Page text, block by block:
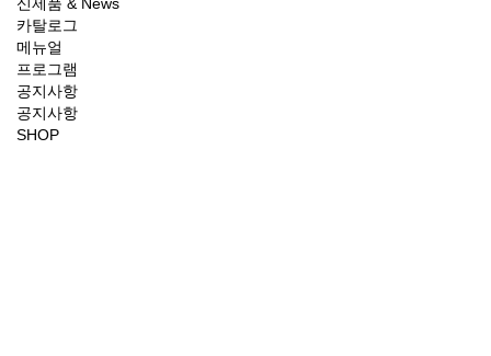
카탈로그
메뉴얼
프로그램
공지사항
공지사항
SHOP